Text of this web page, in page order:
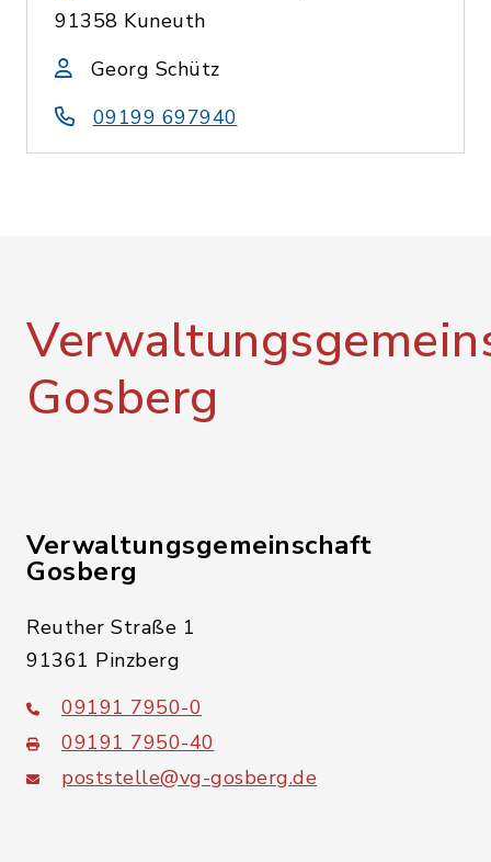
91358 Kuneuth
Georg Schütz
09199 697940
Gosberg
Verwaltungsgemeinschaft
Gosberg
Reuther Straße 1
91361 Pinzberg
09191 7950-0
09191 7950-40
poststelle@vg-gosberg.de